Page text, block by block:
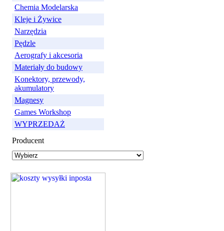
Chemia Modelarska
Kleje i Żywice
Narzędzia
Pędzle
Aerografy i akcesoria
Materiały do budowy
Konektory, przewody,
akumulatory
Magnesy
Games Workshop
WYPRZEDAŻ
Producent